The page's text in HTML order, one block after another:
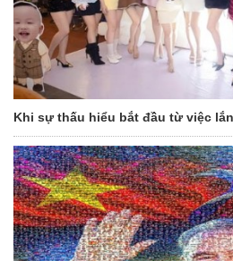
Khi sự thấu hiểu bắt đầu từ việc